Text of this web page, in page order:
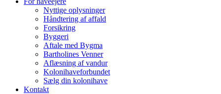
Nyttige oplysninger
Håndtering af affald
Forsikring
Byggeri
Aftale med Bygma
Bartholines Venner
Aflæsning af vandur
Kolonihaveforbundet
Sælg din kolonihave
Kontakt